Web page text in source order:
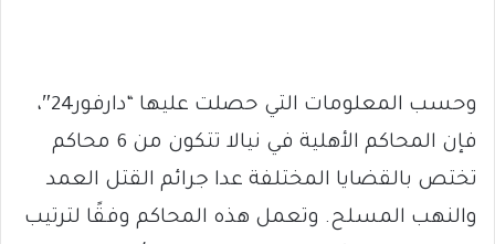
وحسب المعلومات التي حصلت عليها “دارفور24″،
فإن المحاكم الأهلية في نيالا تتكون من 6 محاكم
تختص بالقضايا المختلفة عدا جرائم القتل العمد
والنهب المسلح. وتعمل هذه المحاكم وفقًا لترتيب